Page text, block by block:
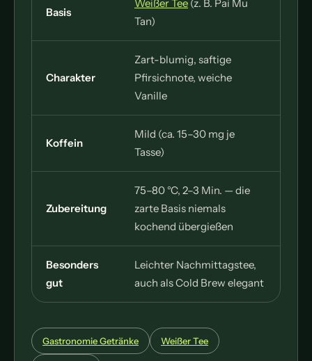
Basis
Weißer Tee (z. B. Pai Mu
Tan)
Charakter
Zart-blumig, saftige
Pfirsichnote, weiche
Vanille
Koffein
Mild (ca. 15–30 mg je
Tasse)
Zubereitung
75–80 °C, 2–3 Min. — die
zarte Basis niemals
kochend übergießen
Besonders
gut
Leichter Nachmittagstee,
auch als Cold Brew elegant
Gastronomie Getränke Weißer Tee